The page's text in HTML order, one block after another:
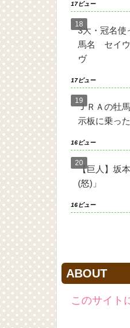
17ビュー
3大・冠名使
馬名 セイウ
ヴ
17ビュー
ＪＲＡの牡
示板に乗っ
16ビュー
【巨人】坂
(怒)」
16ビュー
ABOUT
このサイト